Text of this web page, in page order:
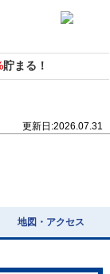
貯まる！
更新日:2026.07.31
地図・アクセス